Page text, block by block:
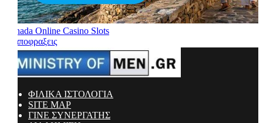
Canada Online Casino Slots
ΦΙΛΙΚΑ ΙΣΤΟΛΟΓΙΑ
SITE MAP
ΓΙΝΕ ΣΥΝΕΡΓΑΤΗΣ